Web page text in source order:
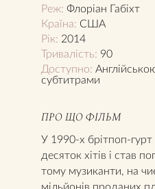
Реж: Флоріан Габіхт
Країна: США
Рік: 2014
Тривалість: 90
Доступно:
субтитрами
ПРО ЩО ФІЛЬМ
У 1990-х брітпоп-
десяток хітів і став
тому музиканти, на
мільйонів проданих